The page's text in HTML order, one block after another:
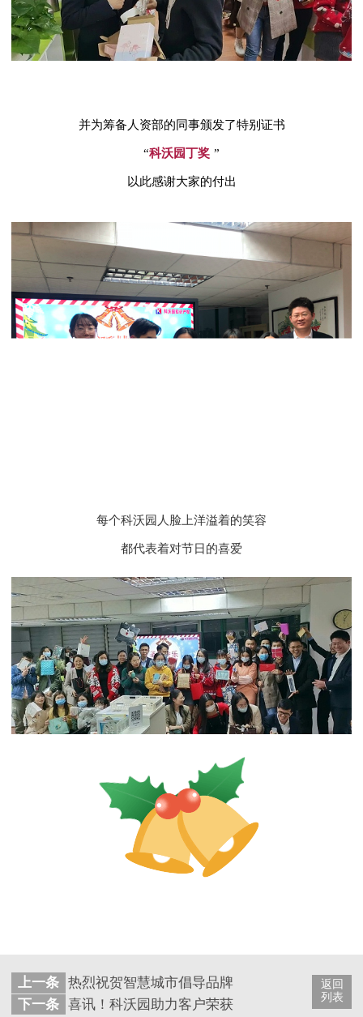
并为筹备人资部的同事颁发了特别证书
“科沃园丁奖 ”
以此感谢大家的付出
每个科沃园人脸上洋溢着的笑容
都代表着对节日的喜爱
返回
列表
上一条 热烈祝贺智慧城市倡导品牌珠海迈科智能荣获第
下一条 喜讯！科沃园助力客户荣获中国建材与家居行业